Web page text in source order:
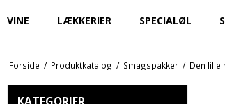
VINE LÆKKERIER SPECIALØL
Forside / Produktkatalog / Smagspakker / Den lille